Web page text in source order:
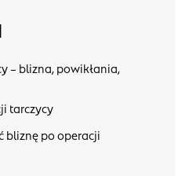
– blizna, powikłania,
tarczycy
bliznę po operacji